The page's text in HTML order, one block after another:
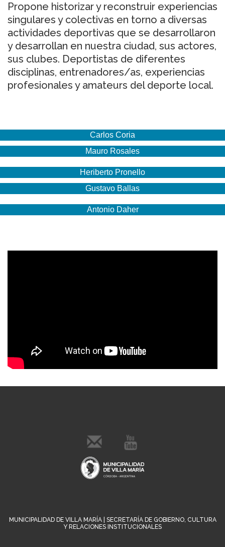
Propone historizar y reconstruir experiencias
singulares y colectivas en torno a diversas
actividades deportivas que se desarrollaron
y desarrollan en nuestra ciudad, sus actores,
sus clubes. Deportistas de diferentes
disciplinas, entrenadores/as, experiencias
profesionales y amateurs del deporte local.
Carlos Coria
Mauro Rosales
Heriberto Pronello
Gustavo Ballas
Antonio Daher
MUNICIPALIDAD DE VILLA MARÍA | SECRETARÍA DE GOBIERNO, CULTURA
Y RELACIONES INSTITUCIONALES